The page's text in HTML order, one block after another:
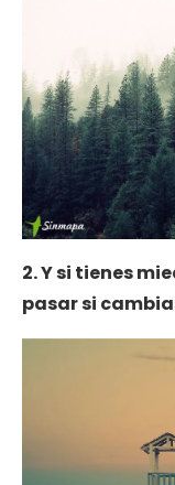
2. Y si tienes
pasar si